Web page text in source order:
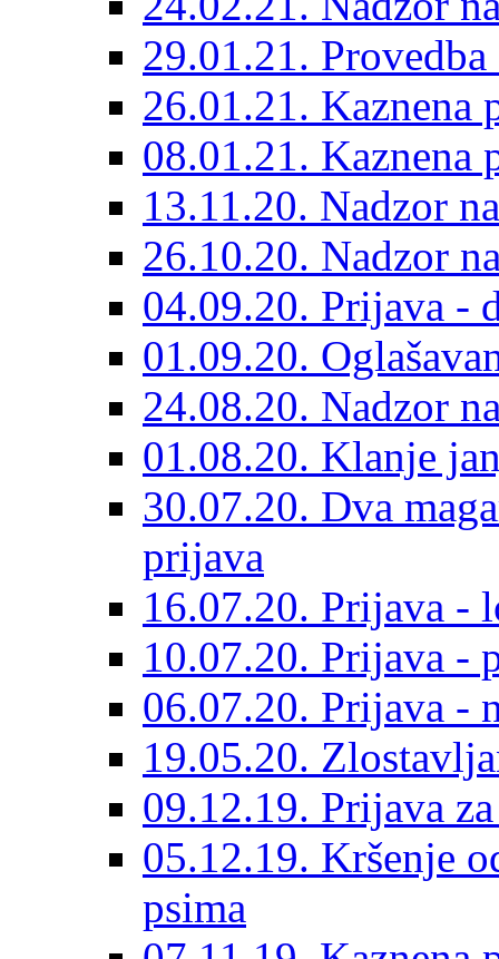
29.01.21.
26.01.21. Kaznena
08.01.21. Kaznena
13.11.20. Nadzor
26.10.20. Nadzor
04.09.20. Prijava -
01.09.20.
24.08.20. Nadzor
01.08.20. Klanje
30.07.20. Dva
prijava
16.07.20. Prijava -
10.07.20. Prijava -
06.07.20. Prijava -
19.05.20.
09.12.19. Prijava
05.12.19. Kršenje
psima